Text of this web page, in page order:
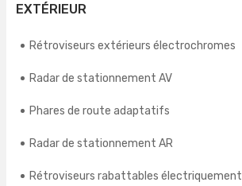
EXTÉRIEUR
Rétroviseurs extérieurs électrochromes
Radar de stationnement AV
Phares de route adaptatifs
Radar de stationnement AR
Rétroviseurs rabattables électriquement